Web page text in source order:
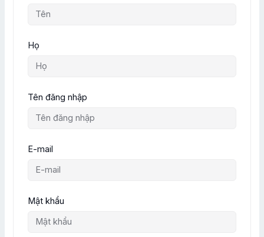
Họ
Tên đăng nhập
E-mail
Mật khẩu